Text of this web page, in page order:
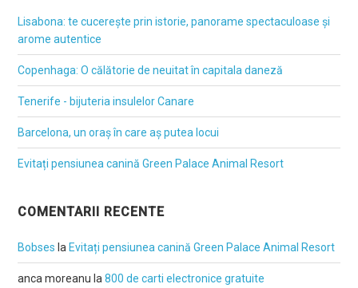
Lisabona: te cucerește prin istorie, panorame spectaculoase și
arome autentice
Copenhaga: O călătorie de neuitat în capitala daneză
Tenerife - bijuteria insulelor Canare
Barcelona, un oraș în care aș putea locui
Evitați pensiunea canină Green Palace Animal Resort
COMENTARII RECENTE
Bobses la Evitați pensiunea canină Green Palace Animal Resort
anca moreanu la800 de carti electronice gratuite